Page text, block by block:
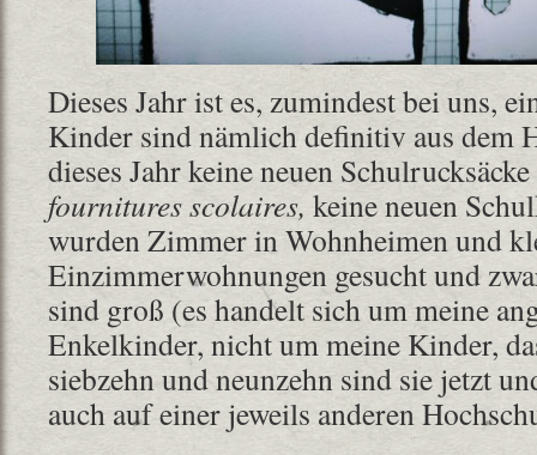
Dieses Jahr ist es, zumindest bei uns,
Kinder sind nämlich definitiv aus dem
dieses Jahr keine neuen
fournitures scolaires, keine neuen
wurden Zimmer in Wohnheimen und
Einzimmerwohnungen gesucht und
sind groß (es handelt sich um meine
Enkelkinder, nicht um meine Kinder,
siebzehn und neunzehn sind sie jetzt
auch auf einer jeweils anderen